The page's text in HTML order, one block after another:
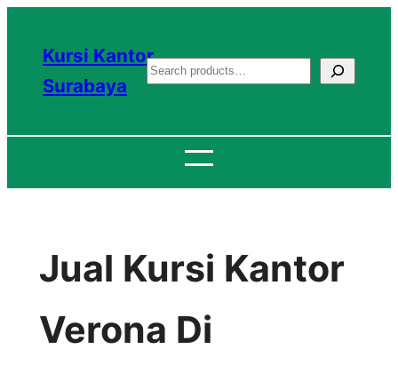
konten
Kursi Kantor
Surabaya
S
a
c
Jual Kursi Kantor
Verona Di